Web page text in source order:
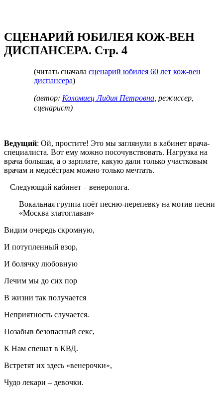
СЦЕНАРИЙ ЮБИЛЕЯ КОЖ-ВЕН
ДИСПАНСЕРА. Стр. 4
(читать сначала сценарий юбилея 60 лет кож-вен
диспансера)
(автор: Коломиец Лидия Петровна , режиссер,
сценарист)
Ведущий: Ой, простите! Это мы заглянули в кабинет врача-
специалиста. Вот ему можно посочувствовать. Нагрузка на
врача большая, а о зарплате, какую дали только участковым
врачам и медсёстрам можно только мечтать.
Следующий кабинет – венеролога.
Вокальная группа поёт песню-перепевку на мотив песни
«Москва златоглавая»
Видим очередь скромную,
И потупленный взор,
И болячку любовную
Лечим мы до сих пор
В жизни так получается
Неприятность случается.
Позабыв безопасный секс,
К Нам спешат в КВД.
Встретят их здесь «венерочки»,
Чудо лекари – девочки.